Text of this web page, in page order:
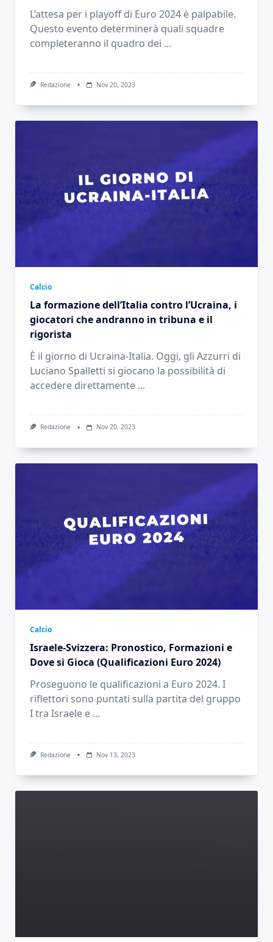
L’attesa per i playoff di Euro 2024 è palpabile.
Questo evento determinerà quali squadre
completeranno il quadro dei ...
Redazione Nov 20, 2023
Calcio
La formazione dell’Italia contro l’Ucraina, i
giocatori che andranno in tribuna e il
rigorista
È il giorno di Ucraina-Italia. Oggi, gli Azzurri di
Luciano Spalletti si giocano la possibilità di
accedere direttamente ...
Redazione Nov 20, 2023
Calcio
Israele-Svizzera: Pronostico, Formazioni e
Dove si Gioca (Qualificazioni Euro 2024)
Proseguono le qualificazioni a Euro 2024. I
riflettori sono puntati sulla partita del gruppo
I tra Israele e ...
Redazione Nov 13, 2023